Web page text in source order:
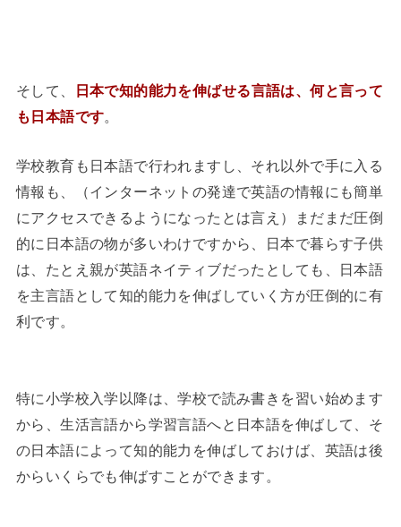
そして、
日本で知的能力を伸ばせる言語は、何と言って
も日本語です
学校教育も日本語で行われますし、それ以外で手に入る
情報も、（インターネットの発達で英語の情報にも簡単
にアクセスできるようになったとは言え）まだまだ圧倒
的に日本語の物が多いわけですから、日本で暮らす子供
は、たとえ親が英語ネイティブだったとしても、日本語
を主言語として知的能力を伸ばしていく方が圧倒的に有
利です。
特に小学校入学以降は、学校で読み書きを習い始めます
から、生活言語から学習言語へと日本語を伸ばして、そ
の日本語によって知的能力を伸ばしておけば、英語は後
からいくらでも伸ばすことができます。